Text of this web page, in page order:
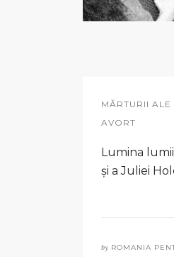
MĂRTURII
AVORT
Lumina
şi a Juliei
by ROMANIA